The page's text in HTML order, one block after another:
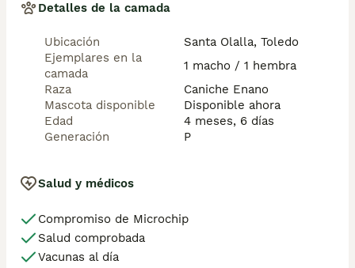
Detalles de la camada
Ubicación
Santa Olalla, Toledo
Ejemplares en la
camada
1 macho / 1 hembra
Raza
Caniche Enano
Mascota disponible
Disponible ahora
Edad
4 meses, 6 días
Generación
P
Salud y médicos
Compromiso de Microchip
Salud comprobada
Vacunas al día